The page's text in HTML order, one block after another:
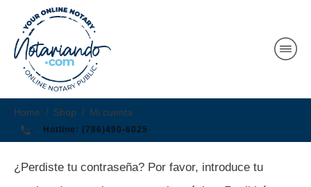
Home / Shop / Mi cuenta
Hotline:(786)490-6025
¿Perdiste tu contraseña? Por favor, introduce tu